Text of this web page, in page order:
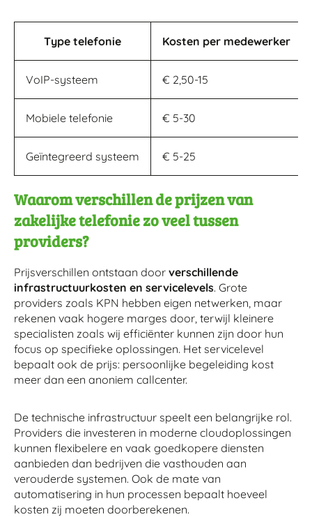
Type telefonie Kosten per medewerker
VoIP-systeem € 2,50-15
Mobiele telefonie € 5-30
Geïntegreerd systeem € 5-25
Waarom verschillen de prijzen van
zakelijke telefonie zo veel tussen
providers?
Prijsverschillen ontstaan door verschillende
infrastructuurkosten en servicelevels. Grote
providers zoals KPN hebben eigen netwerken, maar
rekenen vaak hogere marges door, terwijl kleinere
specialisten zoals wij efficiënter kunnen zijn door hun
focus op specifieke oplossingen. Het servicelevel
bepaalt ook de prijs: persoonlijke begeleiding kost
meer dan een anoniem callcenter.
De technische infrastructuur speelt een belangrijke rol.
Providers die investeren in moderne cloudoplossingen
kunnen flexibelere en vaak goedkopere diensten
aanbieden dan bedrijven die vasthouden aan
verouderde systemen. Ook de mate van
automatisering in hun processen bepaalt hoeveel
kosten zij moeten doorberekenen.